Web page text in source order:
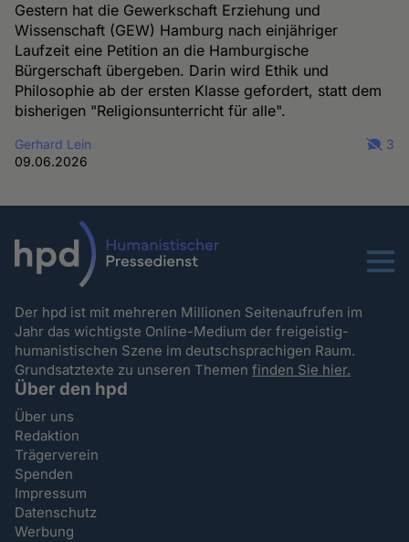
Gestern hat die Gewerkschaft Erziehung und
Wissenschaft (GEW) Hamburg nach einjähriger
Laufzeit eine Petition an die Hamburgische
Bürgerschaft übergeben. Darin wird Ethik und
Philosophie ab der ersten Klasse gefordert, statt dem
bisherigen "Religionsunterricht für alle".
Gerhard Lein
09.06.2026
3
Menu
Der hpd ist mit mehreren Millionen Seitenaufrufen im
Jahr das wichtigste Online-Medium der freigeistig-
humanistischen Szene im deutschsprachigen Raum.
Grundsatztexte zu unseren Themenfinden Sie hier.
Über den hpd
Über uns
Redaktion
Trägerverein
Spenden
Impressum
Datenschutz
Werbung